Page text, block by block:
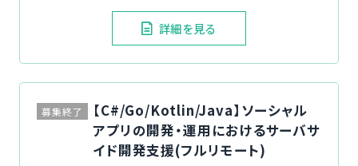
詳細を見る
募集終了
【C#/Go/Kotlin/Java】ソーシャル
アプリの開発・運用におけるサーバサ
イド開発支援(フルリモート)